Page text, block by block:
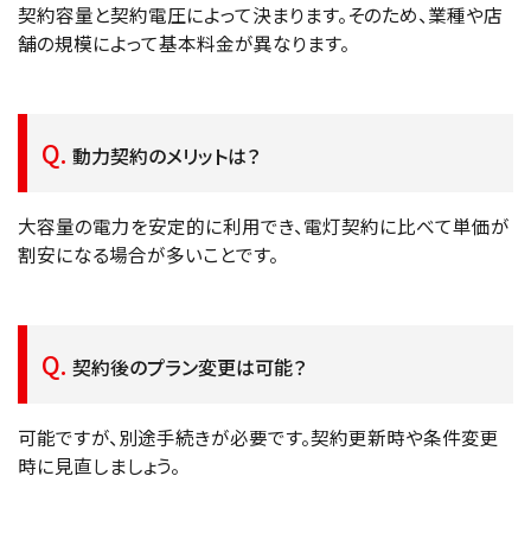
契約容量と契約電圧によって決まります。そのため、業種や店
舗の規模によって基本料金が異なります。
動力契約のメリットは？
大容量の電力を安定的に利用でき、電灯契約に比べて単価が
割安になる場合が多いことです。
契約後のプラン変更は可能？
可能ですが、別途手続きが必要です。契約更新時や条件変更
時に見直しましょう。